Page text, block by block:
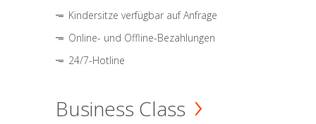
Kindersitze verfügbar auf Anfrage
Online- und Offline-Bezahlungen
24/7-Hotline
Business Class